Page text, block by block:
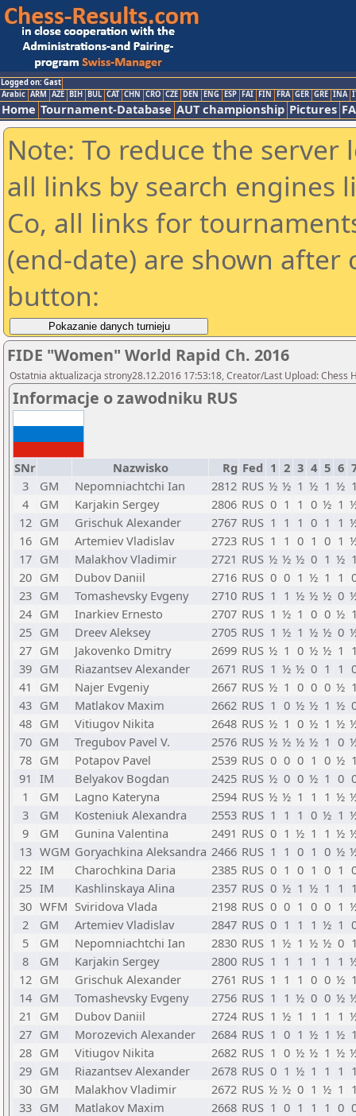
Logged on: Gast
Arabic ARM AZE BIH BUL CAT CHN CRO CZE DEN ENG ESP FAI FIN FRA GER GRE INA
Home Tournament-Database AUT championship Pictures
Note: To reduce the
all links by search engines
Co, all links for
(end-date) are shown
button:
FIDE "Women" World Rapid Ch. 2016
Ostatnia aktualizacja strony28.12.2016 17:53:18, Creator/Last Upload: Chess
Informacje o zawodniku RUS
SNr Nazwisko Rg Fed 1 2 3 4 5 6
3
GM Nepomniachtchi Ian 2812 RUS ½ ½ 1 ½ 1 ½
4
GM Karjakin Sergey 2806 RUS 0 1 1 0 ½ 1
12 GM Grischuk Alexander 2767 RUS 1 1 1 0 1 1
16 GM Artemiev Vladislav 2723 RUS 1 1 0 1 0 1
17 GM Malakhov Vladimir 2721 RUS ½ ½ ½ 0 1 ½
20 GM Dubov Daniil 2716 RUS 0 0 1 ½ 1 1
23 GM Tomashevsky Evgeny 2710 RUS 1 1 ½ ½ ½ 0
24 GM Inarkiev Ernesto 2707 RUS 1 ½ 1 0 0 ½
25 GM Dreev Aleksey 2705 RUS 1 ½ 1 ½ ½ 0
27 GM Jakovenko Dmitry 2699 RUS ½ 1 0 ½ ½ 1
39 GM Riazantsev Alexander 2671 RUS 1 ½ ½ 0 1 1
41
GM Najer Evgeniy 2667 RUS ½ 1 0 0 0 ½
43 GM Matlakov Maxim 2662 RUS 1 0 ½ ½ 1 ½
48 GM Vitiugov Nikita 2648 RUS ½ 1 0 ½ 1 ½
70 GM Tregubov Pavel V. 2576 RUS ½ ½ ½ ½ 1 0
78 GM Potapov Pavel 2539 RUS 0 0 0 1 0 ½
91 IM Belyakov Bogdan 2425 RUS ½ 0 0 ½ 1 0
1
GM Lagno Kateryna 2594 RUS ½ ½ 1 1 1 ½
3
GM Kosteniuk Alexandra 2553 RUS 1 1 1 0 ½ 1
9
GM Gunina Valentina 2491 RUS 0 1 ½ 1 1 ½
13 WGM Goryachkina Aleksandra 2466 RUS 1 1 0 1 0 ½
22 IM Charochkina Daria 2385 RUS 0 1 0 1 0 1
25 IM Kashlinskaya Alina 2357 RUS 0 ½ 1 ½ 1 1
30 WFM Sviridova Vlada 2198 RUS 0 0 1 0 0 1
2
GM Artemiev Vladislav 2847 RUS 0 1 1 1 ½ 1
5
GM Nepomniachtchi Ian 2830 RUS 1 ½ 1 ½ ½ 0
8
GM Karjakin Sergey 2800 RUS 1 1 1 1 1 1
12 GM Grischuk Alexander 2761 RUS 1 1 1 0 0 ½
14 GM Tomashevsky Evgeny 2756 RUS 1 1 ½ 0 0 ½
21
GM Dubov Daniil 2724 RUS 1 ½ 1 1 1 1
27 GM Morozevich Alexander 2684 RUS 1 0 1 ½ 1 ½
28 GM Vitiugov Nikita 2682 RUS 1 0 ½ ½ 1 ½
29 GM Riazantsev Alexander 2678 RUS 0 1 ½ 1 1 1
30 GM Malakhov Vladimir 2672 RUS ½ ½ 0 1 ½ 1
33 GM Matlakov Maxim 2668 RUS 1 0 1 1 1 0